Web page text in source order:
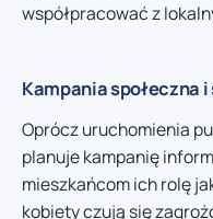
współpracować z
Kampania społeczna
Oprócz uruchomienia
planuje kampanię
mieszkańcom ich rolę
kobiety czują się